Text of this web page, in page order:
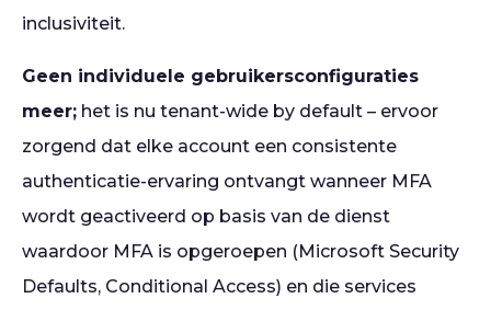
inclusiviteit.
Geen individuele gebruikersconfiguraties
meer; het is nu tenant-wide by default – ervoor
zorgend dat elke account een consistente
authenticatie-ervaring ontvangt wanneer MFA
wordt geactiveerd op basis van de dienst
waardoor MFA is opgeroepen (Microsoft Security
Defaults, Conditional Access) en die services